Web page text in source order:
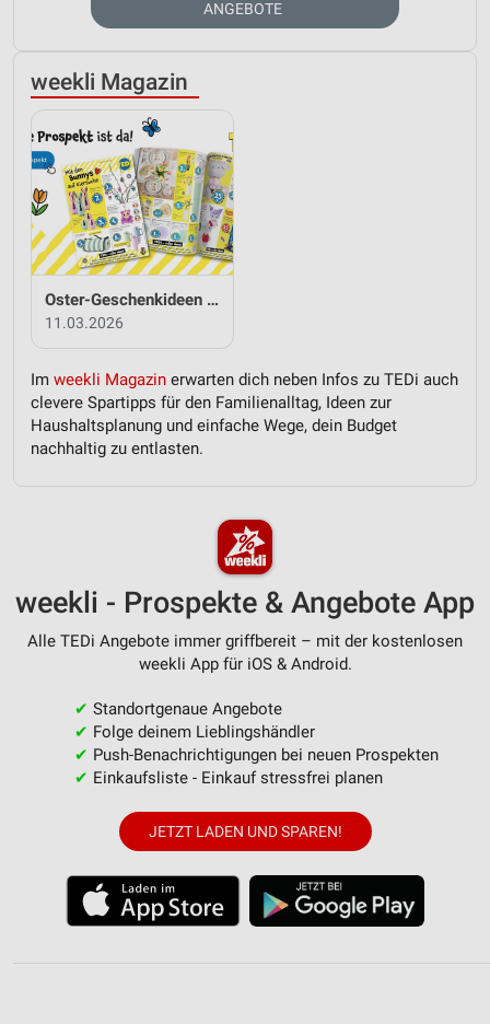
ANGEBOTE
weekli Magazin
Oster-Geschenkideen von TEDi
11.03.2026
Im weekli Magazin erwarten dich neben Infos zu TEDi auch
clevere Spartipps für den Familienalltag, Ideen zur
Haushaltsplanung und einfache Wege, dein Budget
nachhaltig zu entlasten.
weekli - Prospekte & Angebote App
Alle TEDi Angebote immer griffbereit – mit der kostenlosen
weekli App für iOS & Android.
✔ Standortgenaue Angebote
✔ Folge deinem Lieblingshändler
✔ Push-Benachrichtigungen bei neuen Prospekten
✔ Einkaufsliste - Einkauf stressfrei planen
JETZT LADEN UND SPAREN!